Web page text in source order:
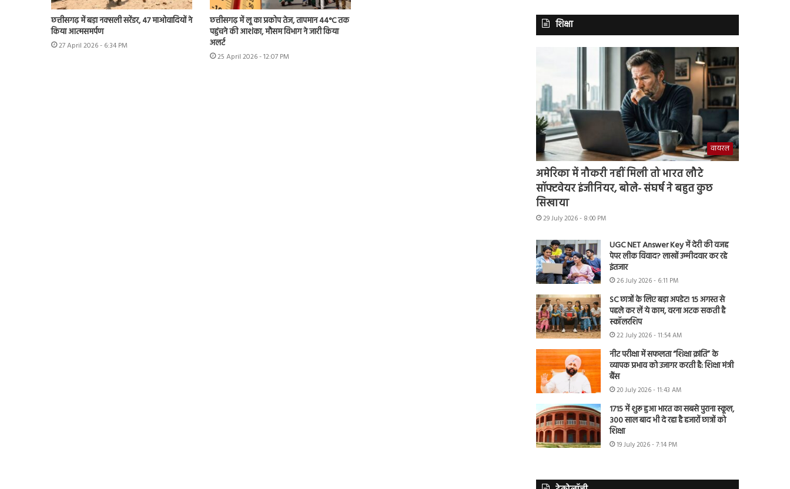
छत्तीसगढ़ में बड़ा नक्सली सरेंडर, 47 माओवादियों ने
किया आत्मसमर्पण
27 April 2026 - 6:34 PM
छत्तीसगढ़ में लू का प्रकोप तेज, तापमान 44°C तक
पहुंचने की आशंका, मौसम विभाग ने जारी किया
अलर्ट
25 April 2026 - 12:07 PM
शिक्षा
वायरल
अमेरिका में नौकरी नहीं मिली तो भारत लौटे
सॉफ्टवेयर इंजीनियर, बोले- संघर्ष ने बहुत कुछ
सिखाया
29 July 2026 - 8:00 PM
UGC NET Answer Key में देरी की वजह
पेपर लीक विवाद? लाखों उम्मीदवार कर रहे
इंतजार
26 July 2026 - 6:11 PM
SC छात्रों के लिए बड़ा अपडेट! 15 अगस्त से
पहले कर लें ये काम, वरना अटक सकती है
स्कॉलरशिप
22 July 2026 - 11:54 AM
नीट परीक्षा में सफलता “शिक्षा क्रांति” के
व्यापक प्रभाव को उजागर करती है: शिक्षा मंत्री
बैंस
20 July 2026 - 11:43 AM
1715 में शुरू हुआ भारत का सबसे पुराना स्कूल,
300 साल बाद भी दे रहा है हजारों छात्रों को
शिक्षा
19 July 2026 - 7:14 PM